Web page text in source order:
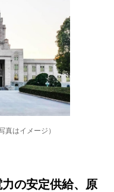
はイメージ）
の安定供給、原